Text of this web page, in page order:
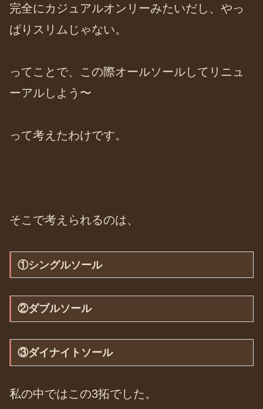
完全にカジュアルオンリーみたいだし、やっ
ぱりスリムじゃない。
ってことで、この際オールソールしてリニュ
ーアルしよう〜
って考えたわけです。
そこで考えられるのは、
①シングルソール
②ダブルソール
③ダイナイトソール
私の中ではこの3拓でした。